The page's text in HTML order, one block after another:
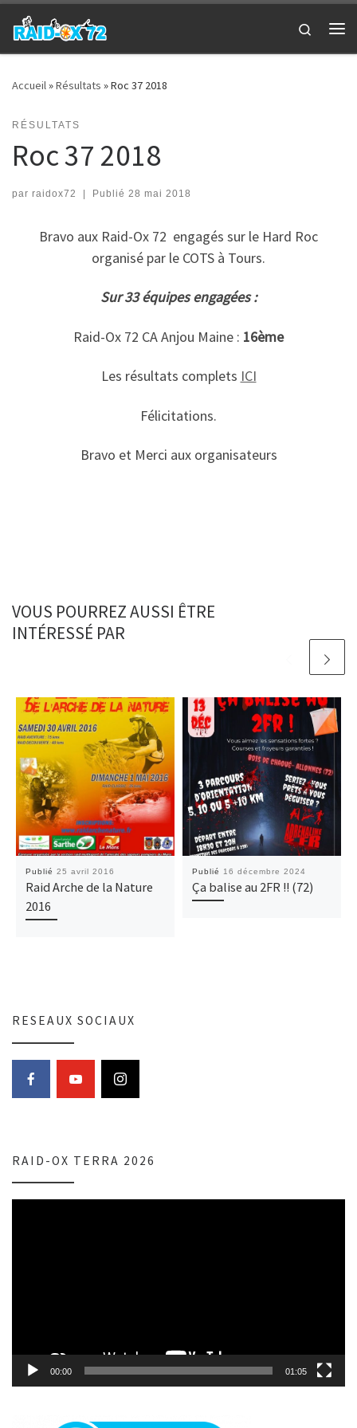
Passer au contenu
Search
Accueil»Résultats »Roc 37 2018
RÉSULTATS
Roc 37 2018
par raidox72 | Publié 28 mai 2018
Bravo aux Raid-Ox 72 engagés sur le Hard Roc
organisé par le COTS à Tours.
Sur 33 équipes engagées :
Raid-Ox 72 CA Anjou Maine : 16ème
Les résultats complets ICI
Félicitations.
Bravo et Merci aux organisateurs
VOUS POURREZ AUSSI ÊTRE
INTÉRESSÉ PAR
Publié 25 avril 2016
Raid Arche de la Nature
2016
Publié 16 décembre 2024
Ça balise au 2FR !! (72)
RESEAUX SOCIAUX
RAID-OX TERRA 2026
00:00 01:05